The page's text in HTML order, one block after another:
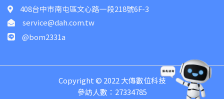
408台中市南屯區文心路一段218號6F-3
service@dah.com.tw
@bom2331a
Copyright © 2022 大傳數位科技
參訪人數：27334785